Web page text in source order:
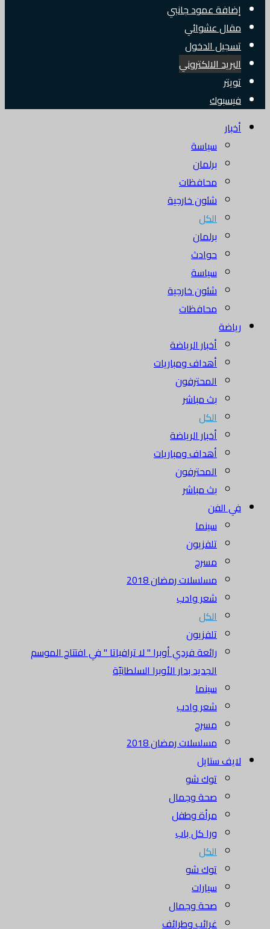
إضافة عمود جانبي
مقال عشوائي
تسجيل الدخول
البريد الالكتروني
تويتر
فيسبوك
أخبار
سياسة
برلمان
محافظات
شئون خارجية
الكل
برلمان
حوادث
سياسة
شئون خارجية
محافظات
رياضة
أخبار الرياضة
أهداف ومباريات
المحترفون
بث مباشر
الكل
أخبار الرياضة
أهداف ومباريات
المحترفون
بث مباشر
في الفن
سينما
تلفزيون
مسرح
مسلسلات رمضان 2018
شعر وادب
الكل
تلفزيون
رائعة فردي أوبرا " لا ترافياتا " في افتتاح الموسم
الجديد بدار الأوبرا السلطانيّة
سينما
شعر وادب
مسرح
مسلسلات رمضان 2018
لايف ستايل
توك شو
صحة وجمال
مرأة وطفل
ورا كل باب
الكل
توك شو
سيارات
صحة وجمال
غرائب وطرائف